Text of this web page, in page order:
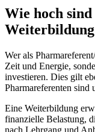
Wie hoch
Wer als
Zeit und Energie,
investieren. Dies gilt
Pharmareferenten
Eine Weiterbildung
finanzielle Belastung,
nach Lehrgang und